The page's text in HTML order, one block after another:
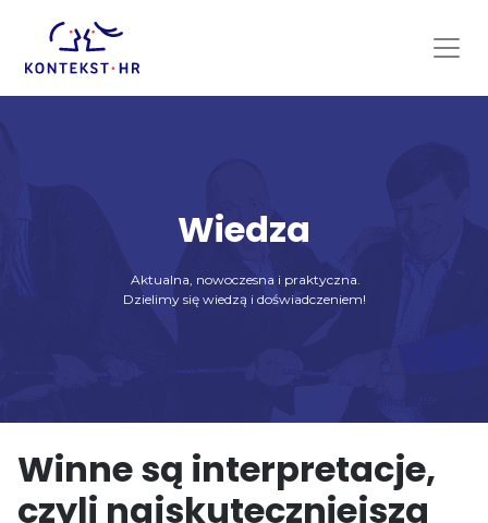
content
Wiedza
Aktualna, nowoczesna i praktyczna.
Dzielimy się wiedzą i doświadczeniem!
Winne są interpretacje,
czyli najskuteczniejsza